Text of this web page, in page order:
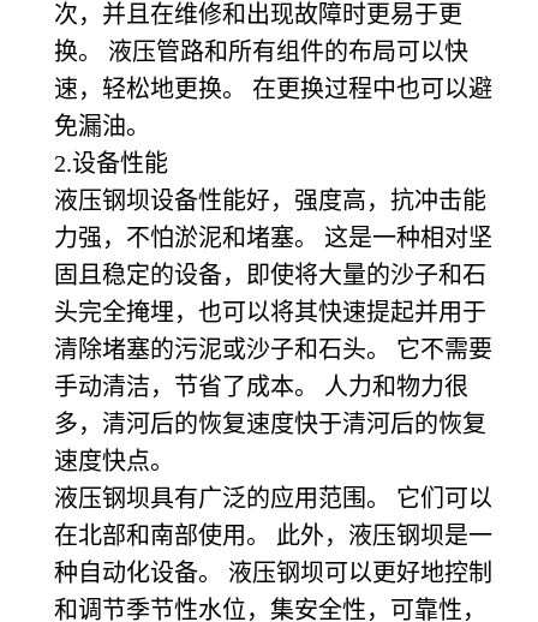
次，并且在维修和出现故障时更易于更
换。 液压管路和所有组件的布局可以快
速，轻松地更换。 在更换过程中也可以避
免漏油。
2.设备性能
液压钢坝设备性能好，强度高，抗冲击能
力强，不怕淤泥和堵塞。 这是一种相对坚
固且稳定的设备，即使将大量的沙子和石
头完全掩埋，也可以将其快速提起并用于
清除堵塞的污泥或沙子和石头。 它不需要
手动清洁，节省了成本。 人力和物力很
多，清河后的恢复速度快于清河后的恢复
速度快点。
液压钢坝具有广泛的应用范围。 它们可以
在北部和南部使用。 此外，液压钢坝是一
种自动化设备。 液压钢坝可以更好地控制
和调节季节性水位，集安全性，可靠性，